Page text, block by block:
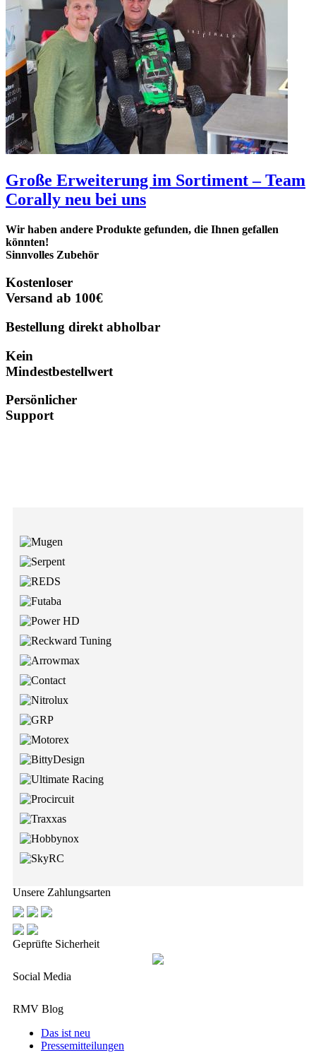
Große Erweiterung im Sortiment – Team
Corally neu bei uns
Wir haben andere Produkte gefunden, die Ihnen gefallen
könnten!
Sinnvolles Zubehör
Kostenloser
Versand ab 100€
Bestellung direkt abholbar
Kein
Mindestbestellwert
Persönlicher
Support
Unsere Zahlungsarten
Geprüfte Sicherheit
Social Media
RMV Blog
Das ist neu
Pressemitteilungen